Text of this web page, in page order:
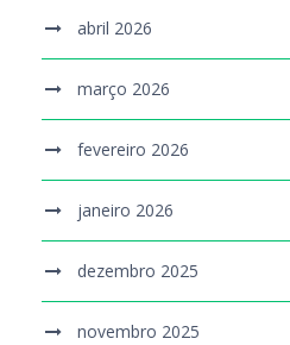
abril 2026
março 2026
fevereiro 2026
janeiro 2026
dezembro 2025
novembro 2025